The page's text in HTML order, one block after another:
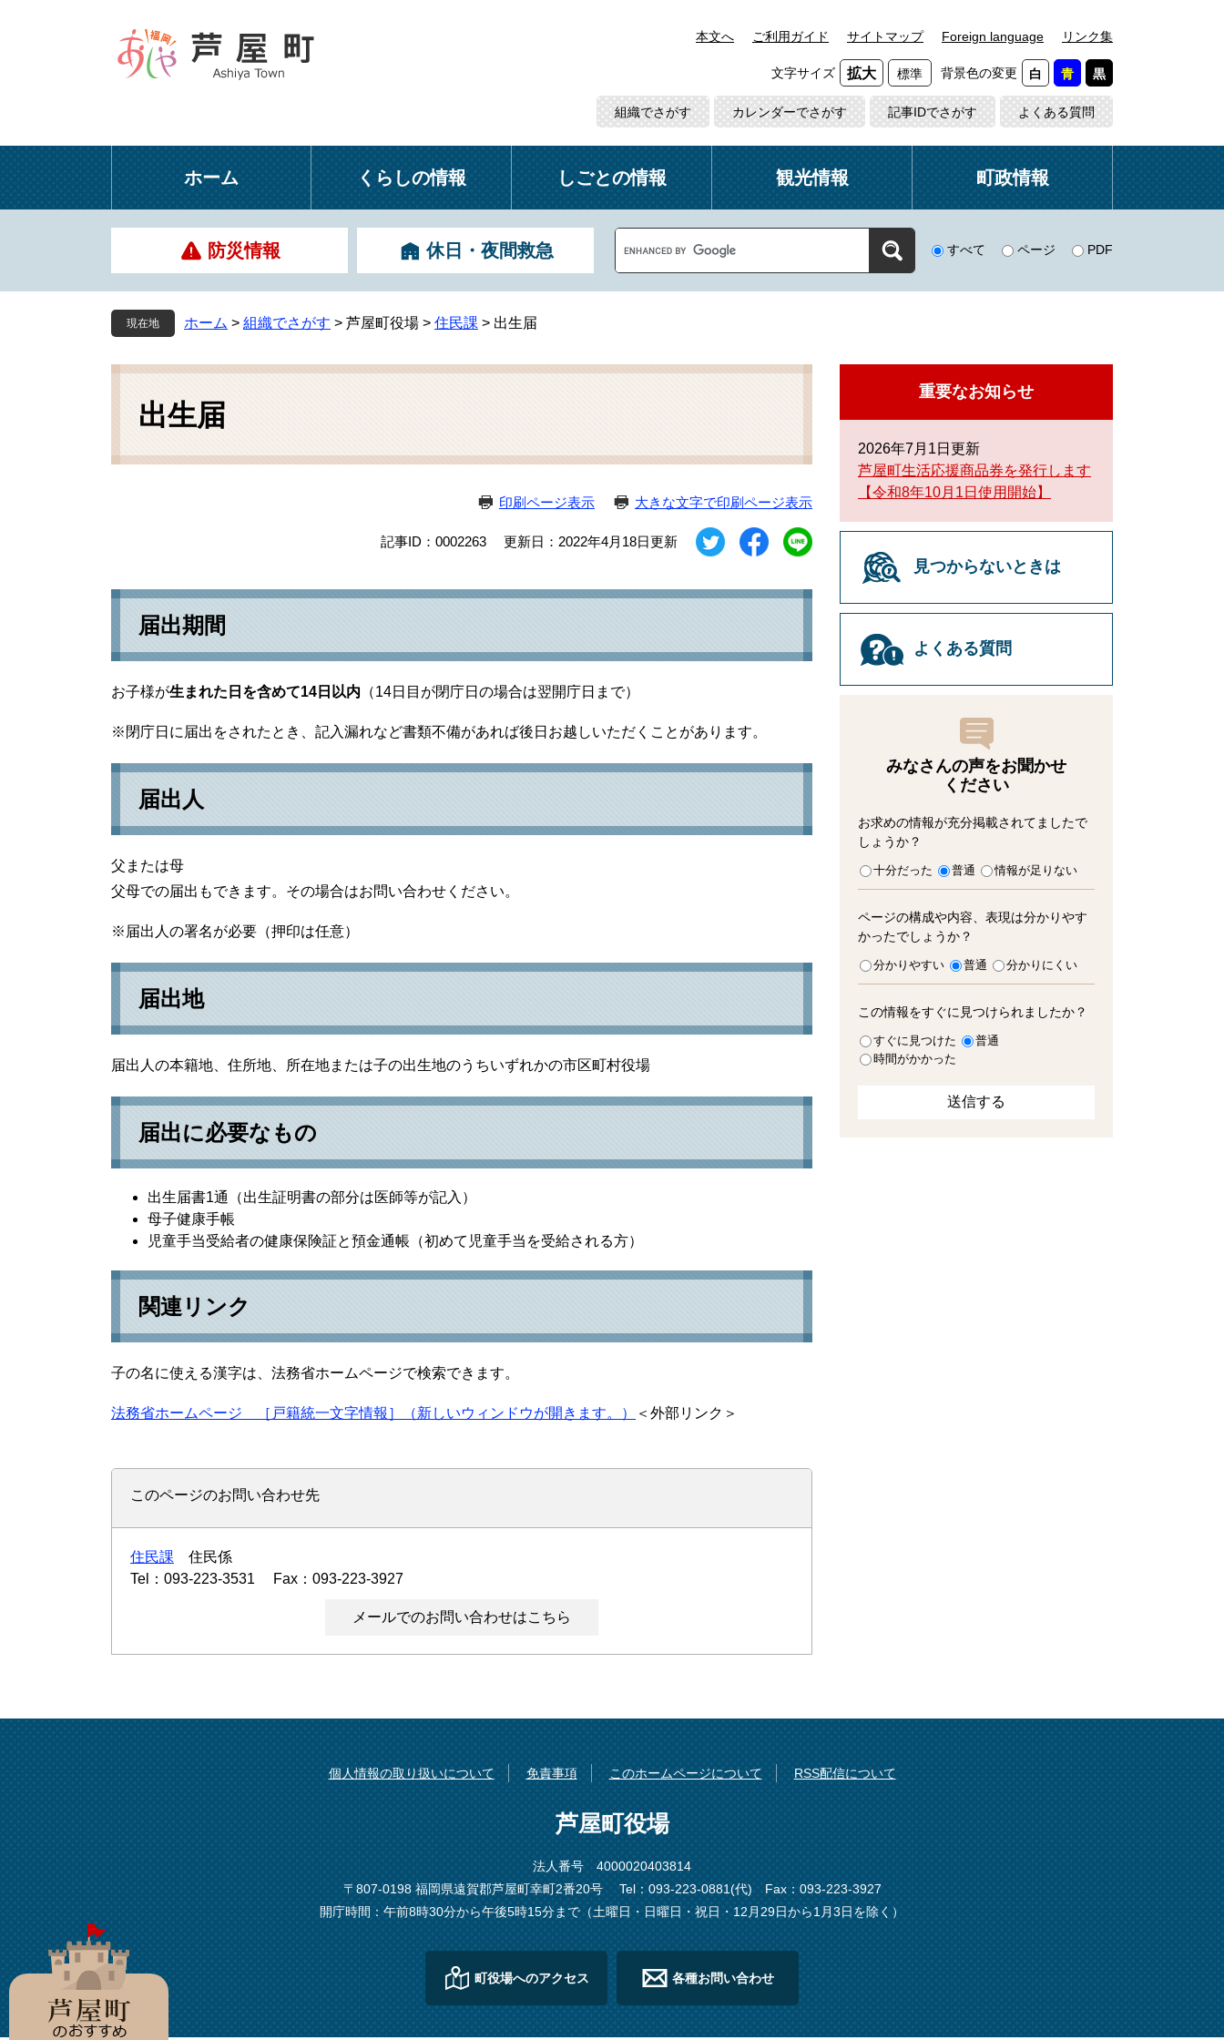
本
本文へ ご利用ガイド サイトマップ Foreign language リンク集
文字サイズ 拡大 標準 背景色の変更 白 青 黒
組織でさがす カレンダーでさがす 記事IDでさがす よくある質問
ホーム くらしの情報 しごとの情報 観光情報 町政情報
防災情報 休日・夜間救急
o
g
ス
すべて ページ PDF
現在地 ホーム > 組織でさがす > 芦屋町役場 > 住民課 > 出生届
本
出生届
印刷ページ表示 大きな文字で印刷ページ表示
記事ID：0002263 更新日：2022年4月18日更新
届出期間
お子様が生まれた日を含めて14日以内 （14日目が閉庁日の場合は翌開庁日まで）
※閉庁日に届出をされたとき、記入漏れなど書類不備があれば後日お越しいただくことがあります。
届出人
父または母
父母での届出もできます。その場合はお問い合わせください。
※届出人の署名が必要（押印は任意）
届出地
届出人の本籍地、住所地、所在地または子の出生地のうちいずれかの市区町村役場
届出に必要なもの
出生届書1通（出生証明書の部分は医師等が記入）
母子健康手帳
児童手当受給者の健康保険証と預金通帳（初めて児童手当を受給される方）
関連リンク
子の名に使える漢字は、法務省ホームページで検索できます。
法務省ホームページ ［戸籍統一文字情報］（新しいウィンドウが開きます。） ＜外部リンク＞
このページのお問い合わせ先
住民課
住民係
Tel：093-223-3531
Fax：093-223-3927
メールでのお問い合わせはこちら
重要なお知らせ
2026年7月1日更新
芦屋町生活応援商品券を発行します
【令和8年10月1日使用開始】
見つからないときは
よくある質問
みなさんの声をお聞かせ
ください
お求めの情報が充分掲載されてましたで
しょうか？
十分だった 普通 情報が足りない
ページの構成や内容、表現は分かりやす
かったでしょうか？
分かりやすい 普通 分かりにくい
この情報をすぐに見つけられましたか？
すぐに見つけた
普通
時間がかかった
個人情報の取り扱いについて 免責事項 このホームページについて RSS配信について
芦屋町役場
法人番号 4000020403814
〒807-0198 福岡県遠賀郡芦屋町幸町2番20号
Tel：093-223-0881(代)
Fax：093-223-3927
開庁時間：午前8時30分から午後5時15分まで（土曜日・日曜日・祝日・12月29日から1月3日を除く）
町役場へのアクセス 各種お問い合わせ